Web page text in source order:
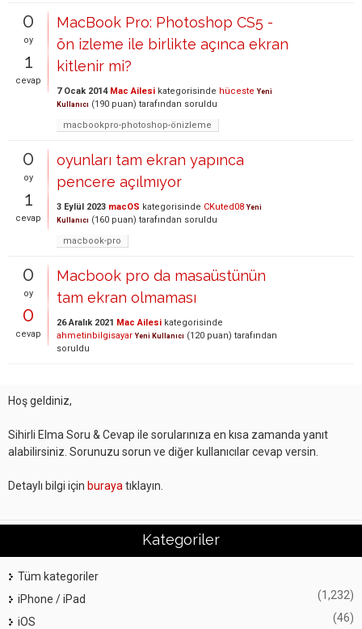
0
oy
1
cevap
MacBook Pro: Photoshop CS5 -
ön izleme ile birlikte açınca ekran
kitlenir mi?
7 Ocak 2014 Mac Ailesi kategorisinde hüceste Yeni
Kullanıcı (190 puan) tarafından soruldu
macbookpro-photoshop-önizleme
0
oy
1
cevap
oyunları tam ekran yapınca
pencere açılmıyor
3 Eylül 2023 macOS kategorisinde CKuted08 Yeni
Kullanıcı (160 puan) tarafından soruldu
macbook-pro
0
oy
0
cevap
Macbook pro da masaüstünün
tam ekran olmaması
26 Aralık 2021 Mac Ailesi kategorisinde
ahmetinbilgisayar Yeni Kullanıcı (120 puan) tarafından
soruldu
Hoş geldiniz,
Sihirli Elma Soru & Cevap ile sorularınıza en kısa zamanda yanıt
alabilirsiniz. Sorunuzu sorun ve diğer kullanıcılar cevap versin.
Detaylı bilgi için buraya tıklayın.
Kategoriler
Tüm kategoriler
iPhone / iPad
(1,232)
iOS (46)